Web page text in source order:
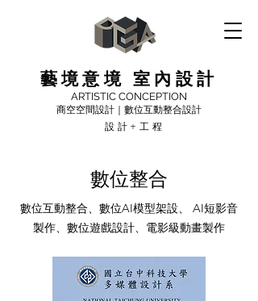
藝境意境 室內設計
ARTISTIC CONCEPTION
商空空間設計｜數位互動整合設計
設計+工程
​數位整合
數位互動整合、數位AI模型架設、 AI短影音
製作、數位遊戲設計、電影級動畫製作